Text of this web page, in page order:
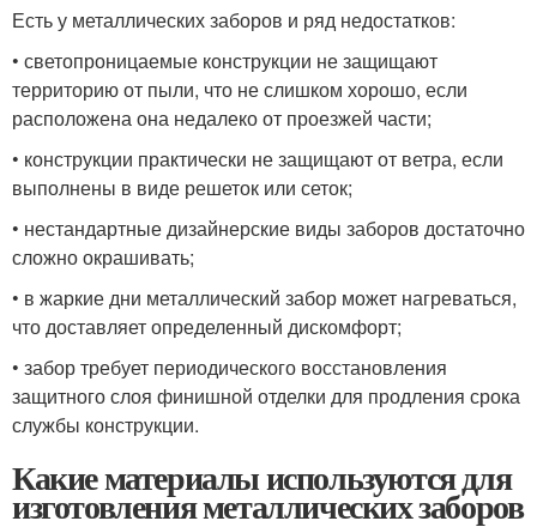
Есть у металлических заборов и ряд недостатков:
• светопроницаемые конструкции не защищают
территорию от пыли, что не слишком хорошо, если
расположена она недалеко от проезжей части;
• конструкции практически не защищают от ветра, если
выполнены в виде решеток или сеток;
• нестандартные дизайнерские виды заборов достаточно
сложно окрашивать;
• в жаркие дни металлический забор может нагреваться,
что доставляет определенный дискомфорт;
• забор требует периодического восстановления
защитного слоя финишной отделки для продления срока
службы конструкции.
Какие материалы используются для
изготовления металлических заборов